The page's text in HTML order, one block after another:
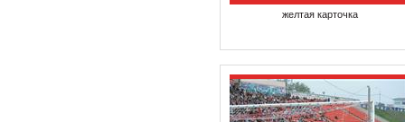
желтая карточка